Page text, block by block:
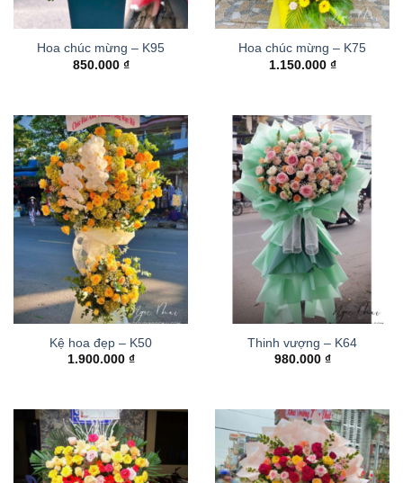
Hoa chúc mừng – K95
850.000 ₫
Hoa chúc mừng – K75
1.150.000 ₫
Kệ hoa đẹp – K50
1.900.000 ₫
Thinh vượng – K64
980.000 ₫